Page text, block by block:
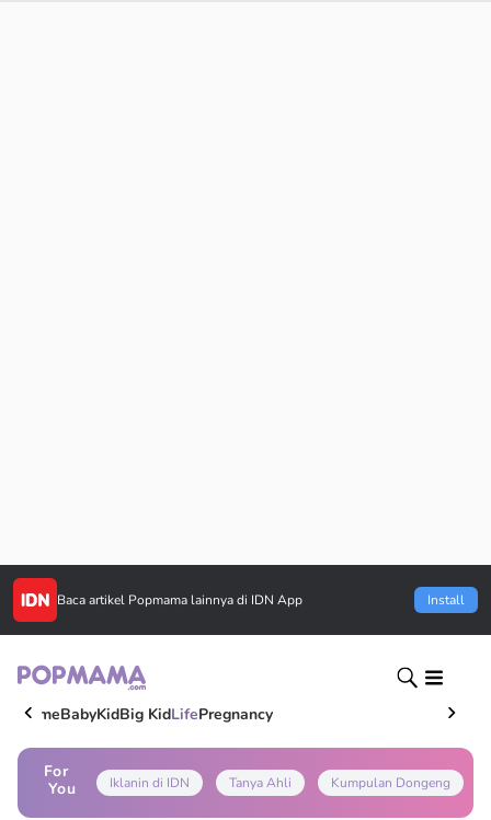
Baca artikel Popmama lainnya di IDN App Install
HomeBabyKidBig KidLifePregnancy
For
You
Iklanin di IDN Tanya Ahli Kumpulan Dongeng